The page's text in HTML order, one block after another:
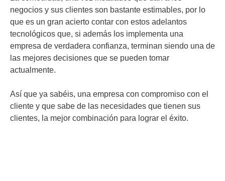
negocios y sus clientes son bastante estimables, por lo
que es un gran acierto contar con estos adelantos
tecnológicos que, si además los implementa una
empresa de verdadera confianza, terminan siendo una de
las mejores decisiones que se pueden tomar
actualmente.
Así que ya sabéis, una empresa con compromiso con el
cliente y que sabe de las necesidades que tienen sus
clientes, la mejor combinación para lograr el éxito.